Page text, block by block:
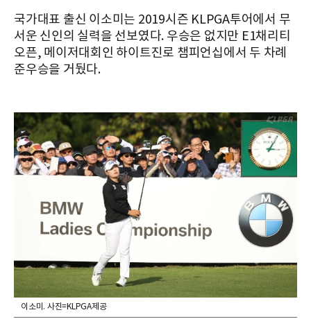
국가대표 출신 이소미는 2019시즌 KLPGA투어에서 무
서운 신인의 실력을 선보였다. 우승은 없지만 E1채리티
오픈, 메이저대회인 하이트진로 챔피언십에서 두 차례
준우승을 거뒀다.
이소미. 사진=KLPGA제공